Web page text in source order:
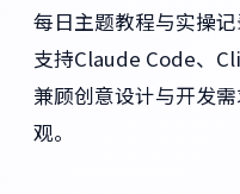
每日主题教程与实操
支持Claude Code、
兼顾创意设计与开发
观。